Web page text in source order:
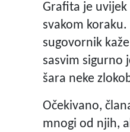
Grafita je
svakom
sugovornik
sasvim sigurno
šara neke
Očekivano,
mnogi od njih,